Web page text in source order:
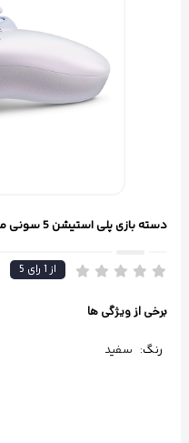
دسته بازی پلی استیشن 5 سونی مدل Pearl
5 از1رای
برخی از ویژگی ها
رنگ: سفید